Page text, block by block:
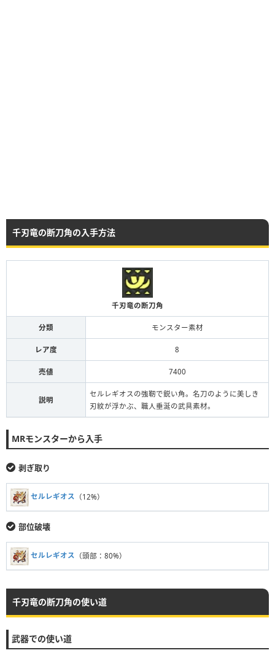
千刃竜の断刀角の入手方法
千刃竜の断刀角
分類 モンスター素材
レア度 8
売値 7400
説明
セルレギオスの強靭で鋭い角。名刀のように美しき
刃紋が浮かぶ、職人垂涎の武具素材。
MRモンスターから入手
剥ぎ取り
セルレギオス （12%）
部位破壊
セルレギオス （頭部：80%）
千刃竜の断刀角の使い道
武器での使い道